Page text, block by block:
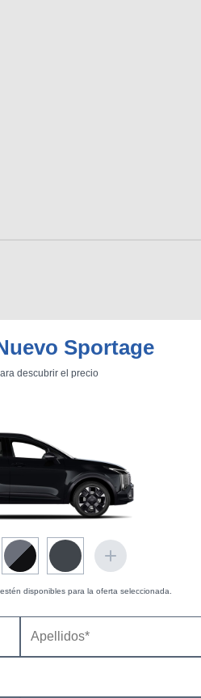
Sportage
descubrir el precio
disponibles para la oferta seleccionada.